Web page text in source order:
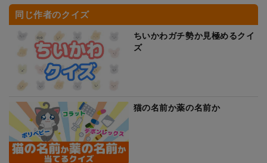
同じ作者のクイズ
ちいかわガチ勢か見極めるクイ
ズ
猫の名前か薬の名前か